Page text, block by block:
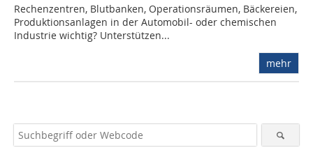
Rechenzentren, Blutbanken, Operationsräumen, Bäckereien,
Produktionsanlagen in der Automobil- oder chemischen
Industrie wichtig? Unterstützen...
mehr